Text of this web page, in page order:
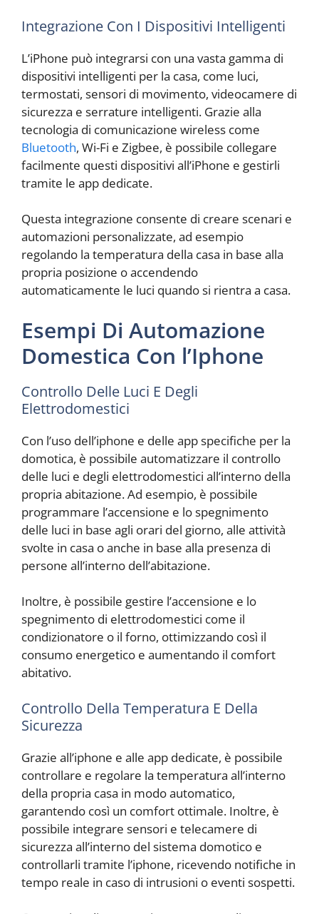
Integrazione Con I Dispositivi Intelligenti
L’iPhone può integrarsi con una vasta gamma di
dispositivi intelligenti per la casa, come luci,
termostati, sensori di movimento, videocamere di
sicurezza e serrature intelligenti. Grazie alla
tecnologia di comunicazione wireless come
Bluetooth, Wi-Fi e Zigbee, è possibile collegare
facilmente questi dispositivi all’iPhone e gestirli
tramite le app dedicate.
Questa integrazione consente di creare scenari e
automazioni personalizzate, ad esempio
regolando la temperatura della casa in base alla
propria posizione o accendendo
automaticamente le luci quando si rientra a casa.
Esempi Di Automazione
Domestica Con l’Iphone
Controllo Delle Luci E Degli
Elettrodomestici
Con l’uso dell’iphone e delle app specifiche per la
domotica, è possibile automatizzare il controllo
delle luci e degli elettrodomestici all’interno della
propria abitazione. Ad esempio, è possibile
programmare l’accensione e lo spegnimento
delle luci in base agli orari del giorno, alle attività
svolte in casa o anche in base alla presenza di
persone all’interno dell’abitazione.
Inoltre, è possibile gestire l’accensione e lo
spegnimento di elettrodomestici come il
condizionatore o il forno, ottimizzando così il
consumo energetico e aumentando il comfort
abitativo.
Controllo Della Temperatura E Della
Sicurezza
Grazie all’iphone e alle app dedicate, è possibile
controllare e regolare la temperatura all’interno
della propria casa in modo automatico,
garantendo così un comfort ottimale. Inoltre, è
possibile integrare sensori e telecamere di
sicurezza all’interno del sistema domotico e
controllarli tramite l’iphone, ricevendo notifiche in
tempo reale in caso di intrusioni o eventi sospetti.